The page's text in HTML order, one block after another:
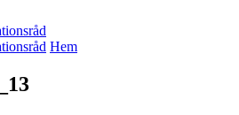
Hem